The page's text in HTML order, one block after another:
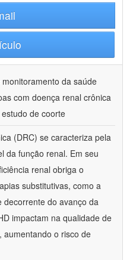
da saúde
com doença renal crônica
de coorte
(DRC) se caracteriza pela
da função renal. Em seu
renal obriga o
substitutivas, como a
decorrente do avanço da
impactam na qualidade de
aumentando o risco de